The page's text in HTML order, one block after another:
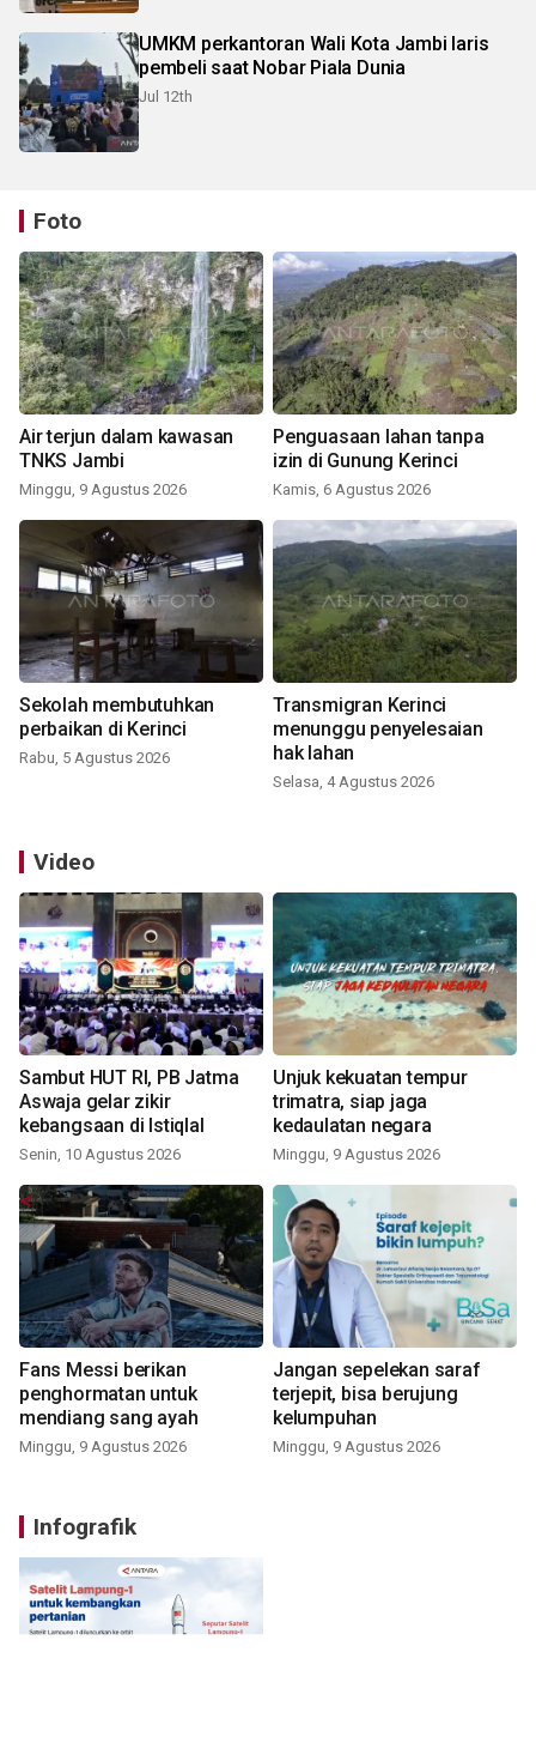
UMKM perkantoran Wali Kota Jambi laris
pembeli saat Nobar Piala Dunia
Jul 12th
Foto
Air terjun dalam kawasan
TNKS Jambi
Minggu, 9 Agustus 2026
Penguasaan lahan tanpa
izin di Gunung Kerinci
Kamis, 6 Agustus 2026
Sekolah membutuhkan
perbaikan di Kerinci
Rabu, 5 Agustus 2026
Transmigran Kerinci
menunggu penyelesaian
hak lahan
Selasa, 4 Agustus 2026
Video
Sambut HUT RI, PB Jatma
Aswaja gelar zikir
kebangsaan di Istiqlal
Senin, 10 Agustus 2026
Unjuk kekuatan tempur
trimatra, siap jaga
kedaulatan negara
Minggu, 9 Agustus 2026
Fans Messi berikan
penghormatan untuk
mendiang sang ayah
Minggu, 9 Agustus 2026
Jangan sepelekan saraf
terjepit, bisa berujung
kelumpuhan
Minggu, 9 Agustus 2026
Infografik